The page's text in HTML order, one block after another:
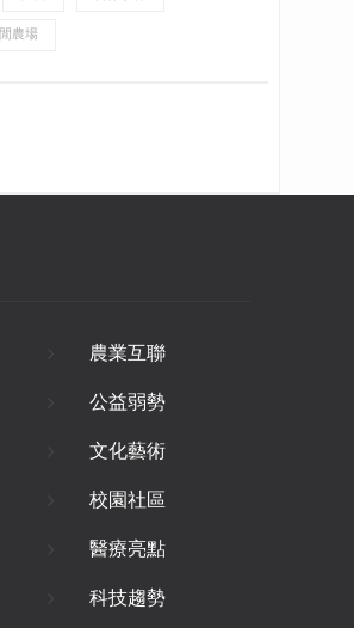
農場
農業互聯
公益弱勢
文化藝術
校園社區
醫療亮點
科技趨勢